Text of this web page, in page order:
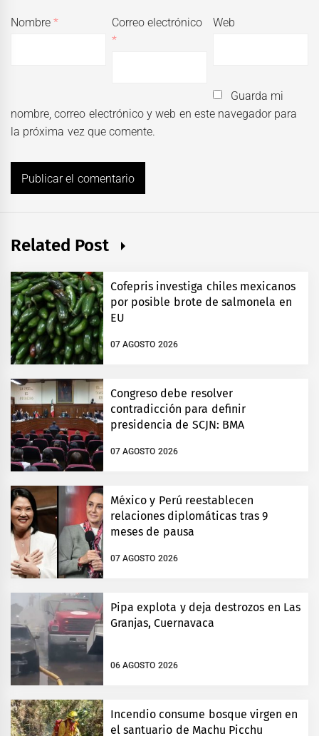
Nombre*
Correo electrónico
*
Web
Guarda mi
nombre, correo electrónico y web en este navegador para
la próxima vez que comente.
Related Post
Cofepris investiga chiles mexicanos
por posible brote de salmonela en
EU
07 AGOSTO 2026
Congreso debe resolver
contradicción para definir
presidencia de SCJN: BMA
07 AGOSTO 2026
México y Perú reestablecen
relaciones diplomáticas tras 9
meses de pausa
07 AGOSTO 2026
Pipa explota y deja destrozos en Las
Granjas, Cuernavaca
06 AGOSTO 2026
Incendio consume bosque virgen en
el santuario de Machu Picchu